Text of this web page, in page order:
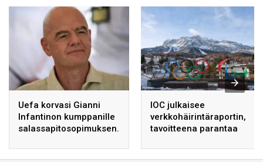
Uefa korvasi Gianni
Infantinon kumppanille
salassapitosopimuksen.
IOC julkaisee
verkkohäirintäraportin,
tavoitteena parantaa